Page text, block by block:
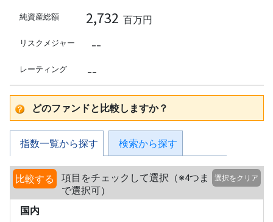
純資産総額 2,732 百万円
リスクメジャー --
レーティング --
どのファンドと比較しますか？
指数一覧から探す 検索から探す
比較する
項目をチェックして選択（※4つま
で選択可）
選択をクリア
国内